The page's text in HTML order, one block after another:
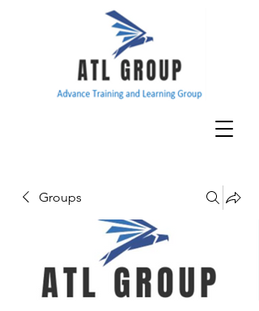
Groups